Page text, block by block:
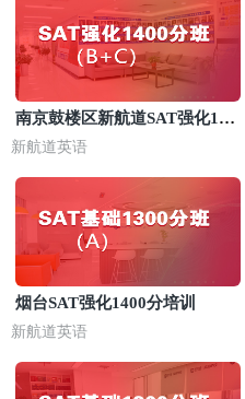
南京鼓楼区新航道SAT强化140
0分班
新航道英语
烟台SAT强化1400分培训
新航道英语